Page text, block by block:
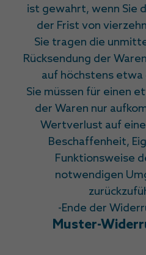
ist gewahrt, wenn Sie
der Frist von
Sie tragen die
Rücksendung der
auf höchstens etwa
Sie müssen für einen
der Waren nur
Wertverlust auf
Beschaffenheit,
Funktionsweise
notwendigen
-Ende der
Muster-